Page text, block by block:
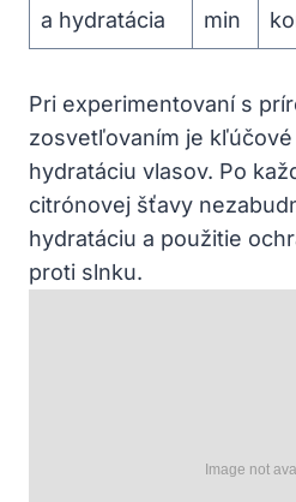
a hydratácia
min
Pri experimentovaní s
zosvetľovaním je
hydratáciu vlasov. Po
citrónovej šťavy
hydratáciu a použitie
proti slnku.